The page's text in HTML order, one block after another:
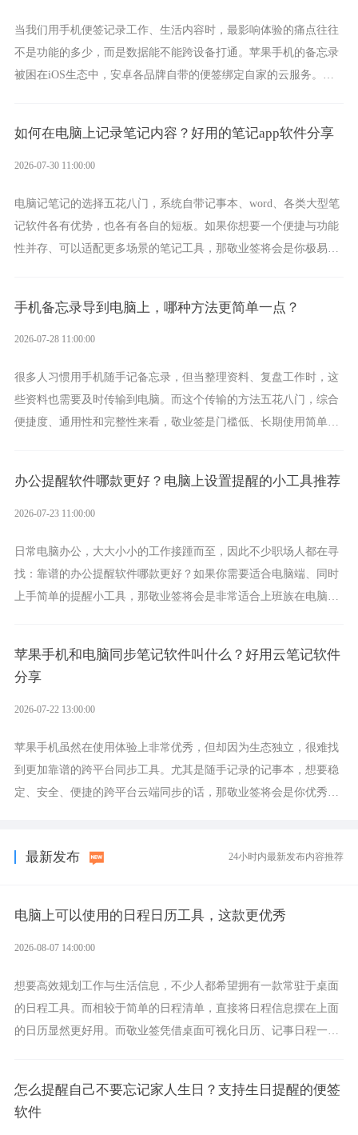
当我们用手机便签记录工作、生活内容时，最影响体验的痛点往往
不是功能的多少，而是数据能不能跨设备打通。苹果手机的备忘录
被困在iOS生态中，安卓各品牌自带的便签绑定自家的云服务。而
如何在电脑上记录笔记内容？好用的笔记app软件分享
2026-07-30 11:00:00
电脑记笔记的选择五花八门，系统自带记事本、word、各类大型笔
记软件各有优势，也各有各自的短板。如果你想要一个便捷与功能
性并存、可以适配更多场景的笔记工具，那敬业签将会是你极易上
手机备忘录导到电脑上，哪种方法更简单一点？
2026-07-28 11:00:00
很多人习惯用手机随手记备忘录，但当整理资料、复盘工作时，这
些资料也需要及时传输到电脑。而这个传输的方法五花八门，综合
便捷度、通用性和完整性来看，敬业签是门槛低、长期使用简单的
办公提醒软件哪款更好？电脑上设置提醒的小工具推荐
2026-07-23 11:00:00
日常电脑办公，大大小小的工作接踵而至，因此不少职场人都在寻
找：靠谱的办公提醒软件哪款更好？如果你需要适合电脑端、同时
上手简单的提醒小工具，那敬业签将会是非常适合上班族在电脑上
苹果手机和电脑同步笔记软件叫什么？好用云笔记软件
分享
2026-07-22 13:00:00
苹果手机虽然在使用体验上非常优秀，但却因为生态独立，很难找
到更加靠谱的跨平台同步工具。尤其是随手记录的记事本，想要稳
定、安全、便捷的跨平台云端同步的话，那敬业签将会是你优秀的
最新发布 24小时内最新发布内容推荐
电脑上可以使用的日程日历工具，这款更优秀
2026-08-07 14:00:00
想要高效规划工作与生活信息，不少人都希望拥有一款常驻于桌面
的日程工具。而相较于简单的日程清单，直接将日程信息摆在上面
的日历显然更好用。而敬业签凭借桌面可视化日历、记事日程一体
怎么提醒自己不要忘记家人生日？支持生日提醒的便签
软件